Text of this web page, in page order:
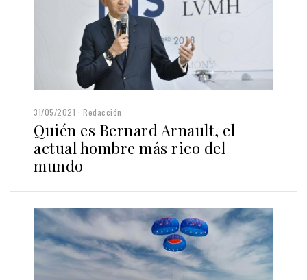
31/05/2021 Redacción
Quién es Bernard Arnault, el
actual hombre más rico del
mundo